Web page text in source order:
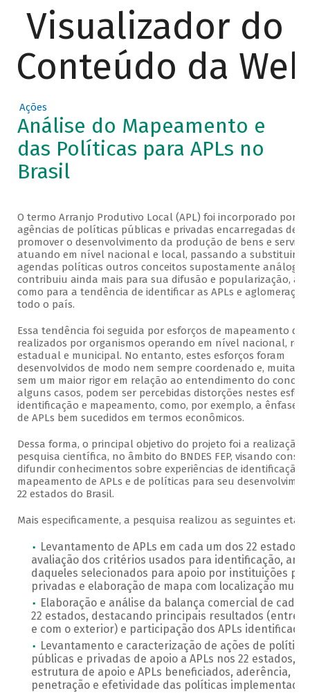
Visualizador do
Conteúdo da Web
Ações
Análise do Mapeamento e
das Políticas para APLs no
Brasil
O termo Arranjo Produtivo Local (APL) foi incorporado por
agências de políticas públicas e privadas encarregadas de
promover o desenvolvimento da produção de bens e
atuando em nível nacional e local, passando a substituir
agendas políticas outros conceitos supostamente
contribuiu ainda mais para sua difusão e popularização,
como para a tendência de identificar as APLs e
todo o país.
Essa tendência foi seguida por esforços de mapeamento de
realizados por organismos operando em nível nacional,
estadual e municipal. No entanto, estes esforços foram
desenvolvidos de modo nem sempre coordenado e, muita
sem um maior rigor em relação ao entendimento do
alguns casos, podem ser percebidas distorções nestes
identificação e mapeamento, como, por exemplo, a ênfase
de APLs bem sucedidos em termos econômicos.
Dessa forma, o principal objetivo do projeto foi a realização
pesquisa científica, no âmbito do BNDES FEP, visando
difundir conhecimentos sobre experiências de identificação e
mapeamento de APLs e de políticas para seu
22 estados do Brasil.
Mais especificamente, a pesquisa realizou as seguintes
Levantamento de APLs em cada um dos 22 estados,
avaliação dos critérios usados para identificação,
daqueles selecionados para apoio por instituições
privadas e elaboração de mapa com localização
Elaboração e análise da balança comercial de cada
22 estados, destacando principais resultados (entre
e com o exterior) e participação dos APLs
Levantamento e caracterização de ações de
públicas e privadas de apoio a APLs nos 22 estados,
estrutura de apoio e APLs beneficiados, aderência,
penetração e efetividade das políticas